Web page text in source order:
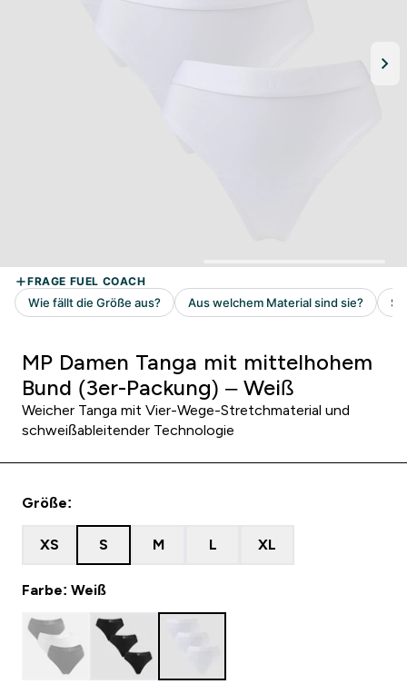
MP Damen Tanga mit mittelhohem
Bund (3er-Packung) – Weiß
Weicher Tanga mit Vier-Wege-Stretchmaterial und
schweißableitender Technologie
Größe:
XS S M L XL
Farbe: Weiß